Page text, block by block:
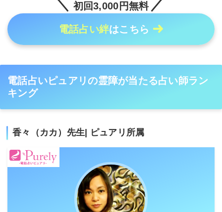
初回3,000円無料
電話占い絆はこちら
電話占いピュアリの霊障が当たる占い師ラン
キング
香々（カカ）先生| ピュアリ所属